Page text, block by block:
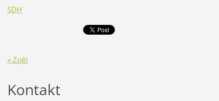
SDH
« Zpět
Kontakt